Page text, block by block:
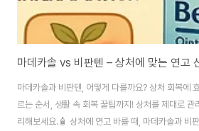
마데카솔과 비판텐, 어떻게 다를까요? 상처 회복에
르는 순서, 생활 속 회복 꿀팁까지! 상처를 제대로 관
리해보세요.🧴 상처에 연고 바를 때, 마데카솔과 비